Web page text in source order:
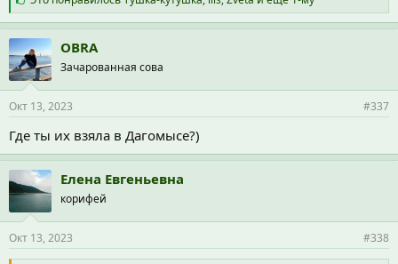
и
м
п
а
т
и
OBRA
Зачарованная сова
Окт 13, 2023 #337
Где ты их взяла в Дагомысе?)
Елена Евгеньевна
корифей
Окт 13, 2023 #338